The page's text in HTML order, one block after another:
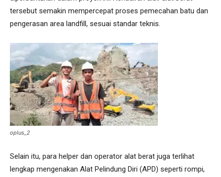
tersebut semakin mempercepat proses pemecahan batu dan
pengerasan area landfill, sesuai standar teknis.
oplus_2
Selain itu, para helper dan operator alat berat juga terlihat
lengkap mengenakan Alat Pelindung Diri (APD) seperti rompi,